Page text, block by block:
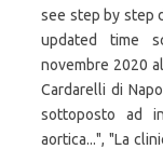
see step by step
updated time
novembre 2020
Cardarelli di
sottoposto ad
aortica...", "La